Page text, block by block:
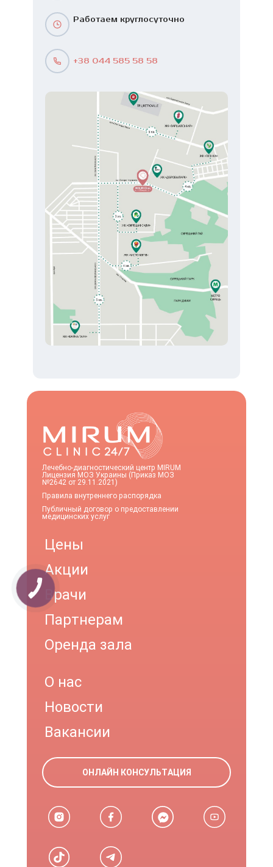
Работаем круглосуточно
+38 044 585 58 58
Лечебно-диагностический центр MIRUM
Лицензия МОЗ Украины (Приказ МОЗ
№2642 от 29.11.2021)
Правила внутреннего распорядка
Публичный договор о предоставлении
медицинских услуг
Цены
Акции
Врачи
Партнерам
Оренда зала
О нас
Новости
Вакансии
ОНЛАЙН КОНСУЛЬТАЦИЯ